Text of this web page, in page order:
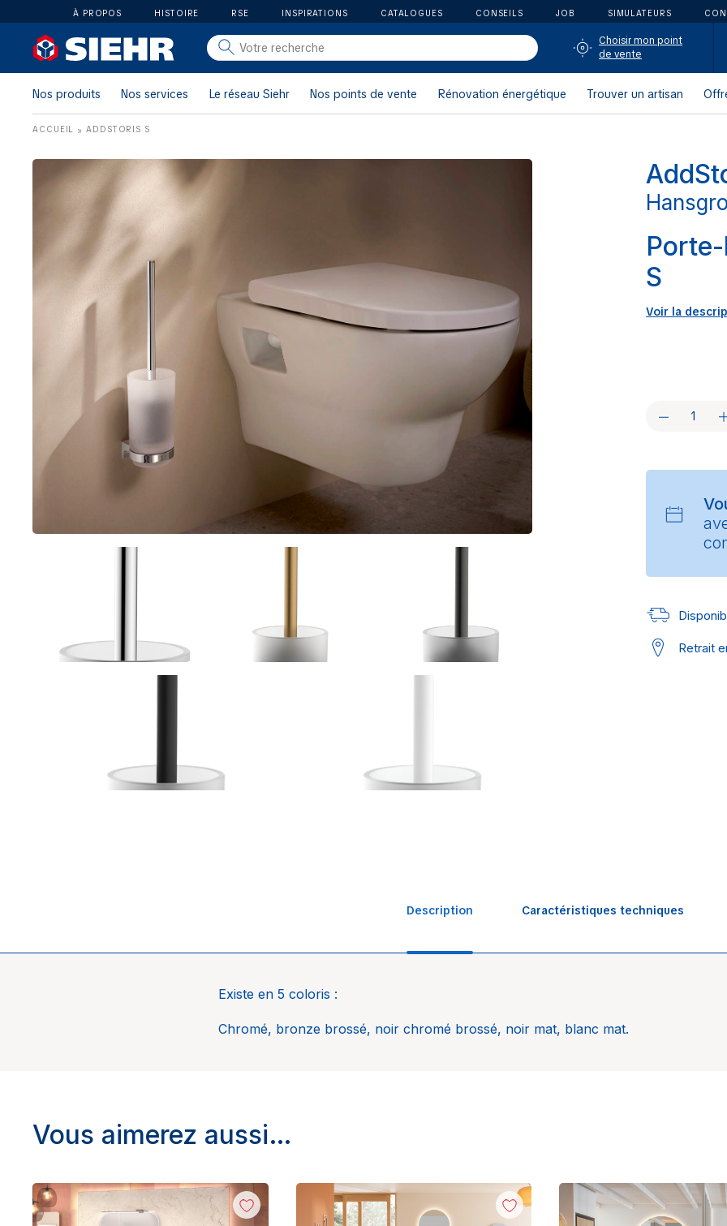
À PROPOS HISTOIRE RSE INSPIRATIONS CATALOGUES CONSEILS JOB SIMULATEURS
carrelage
outillage
Choisir mon point
de vente
Nos produits Nos services Le réseau Siehr Nos points de vente Rénovation énergétique Trouver un artisan
ACCUEIL »ADDSTORIS S
S
Voir la
Retrait
Description Caractéristiques techniques
Existe en 5 coloris :
Chromé, bronze brossé, noir chromé brossé, noir mat, blanc mat.
Univers
Marque
Vous aimerez aussi…